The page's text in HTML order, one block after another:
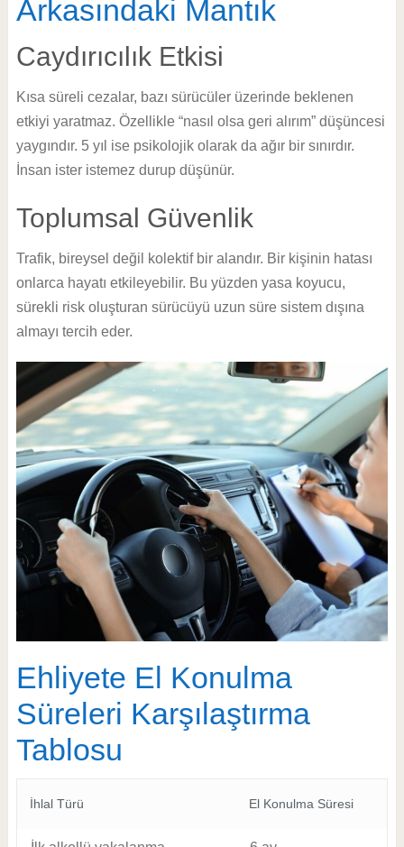
Arkasındaki Mantık
Caydırıcılık Etkisi
Kısa süreli cezalar, bazı sürücüler üzerinde beklenen
etkiyi yaratmaz. Özellikle “nasıl olsa geri alırım” düşüncesi
yaygındır. 5 yıl ise psikolojik olarak da ağır bir sınırdır.
İnsan ister istemez durup düşünür.
Toplumsal Güvenlik
Trafik, bireysel değil kolektif bir alandır. Bir kişinin hatası
onlarca hayatı etkileyebilir. Bu yüzden yasa koyucu,
sürekli risk oluşturan sürücüyü uzun süre sistem dışına
almayı tercih eder.
Ehliyete El Konulma
Süreleri Karşılaştırma
Tablosu
İhlal Türü El Konulma Süresi